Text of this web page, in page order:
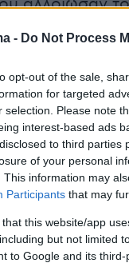
- Do Not Process
opt-out of the sale,
for targeted
selection. Please note
interest-based ads
to third parties
of your personal
This information may
Participants that may
that this website/app
but not limited
to Google and its
αλλοίωσαν
μερικές
μίλησαν
ότι
Μπέκαμ